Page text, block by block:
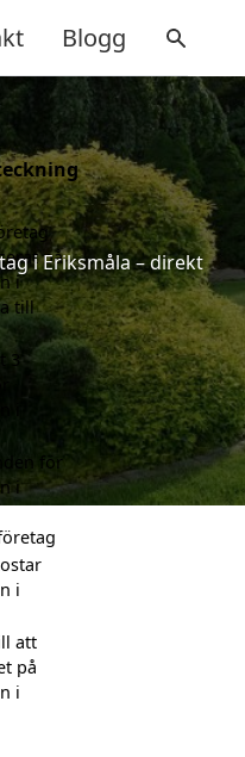
Blogg
i Eriksmåla – direkt
på
i
till
3
för
i
i
att
på
i